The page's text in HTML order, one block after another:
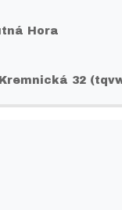
Hora
32